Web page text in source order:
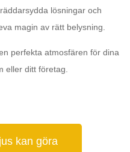
lösningar och
magin av rätt belysning.
perfekta atmosfären för dina
eller ditt företag.
kan göra